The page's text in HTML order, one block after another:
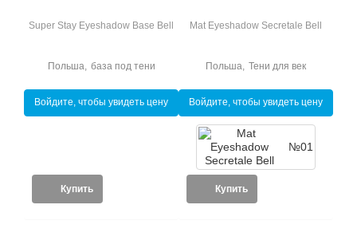
Super Stay Eyeshadow Base Bell
база под тени
Польша
Войдите, чтобы увидеть цену
Купить
Mat Eyeshadow Secretale Bell
Тени для век
Польша
Войдите, чтобы увидеть цену
№01
Купить